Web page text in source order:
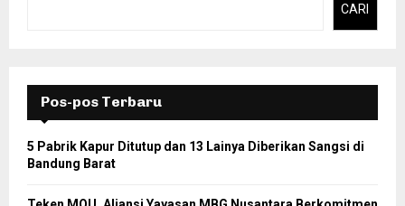
CARI
Pos-pos Terbaru
5 Pabrik Kapur Ditutup dan 13 Lainya Diberikan Sangsi di
Bandung Barat